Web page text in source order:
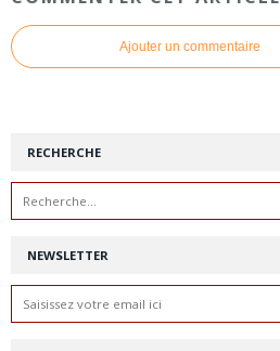
Ajouter un commentaire
NEWSLETTER
RECHERCHE